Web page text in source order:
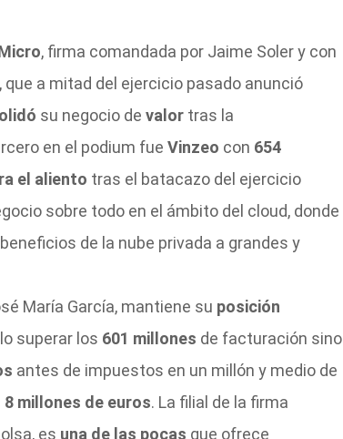
, firma comandada por Jaime Soler y con
a mitad del ejercicio pasado anunció
su negocio de valor tras la
en el podium fue Vinzeo con 654
el aliento tras el batacazo del ejercicio
sobre todo en el ámbito del cloud, donde
de la nube privada a grandes y
María García, mantiene su posición
superar los 601 millones de facturación sino
antes de impuestos en un millón y medio de
8 millones de euros. La filial de la firma
es una de las pocas que ofrece